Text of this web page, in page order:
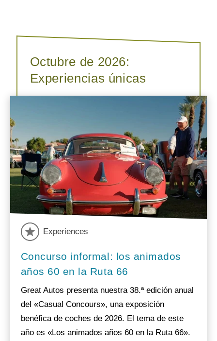
Octubre de 2026:
Experiencias únicas
Experiences
Concurso informal: los animados
años 60 en la Ruta 66
Great Autos presenta nuestra 38.ª edición anual
del «Casual Concours», una exposición
benéfica de coches de 2026. El tema de este
año es «Los animados años 60 en la Ruta 66».